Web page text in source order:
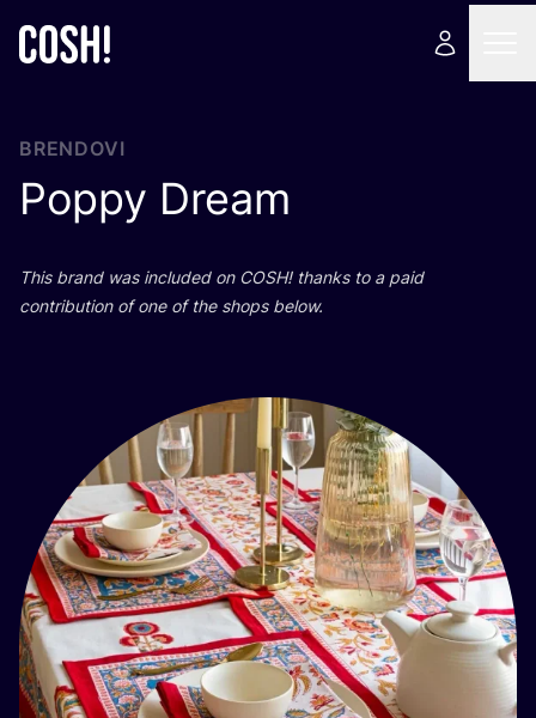
BRENDOVI
Poppy Dream
This brand was inclu­ded on COSH! than­ks to a paid
con­tri­bu­ti­on of one of the shops below.